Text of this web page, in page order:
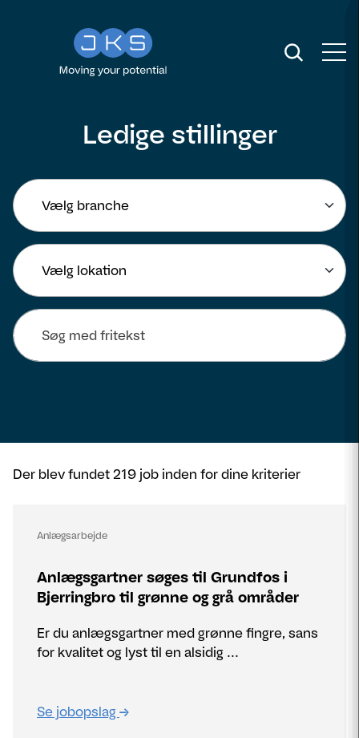
Ledige stillinger
Der blev fundet 219 job inden for dine kriterier
Anlægsarbejde
Anlægsgartner søges til Grundfos i
Bjerringbro til grønne og grå områder
Er du anlægsgartner med grønne fingre, sans
for kvalitet og lyst til en alsidig ...
Se jobopslag